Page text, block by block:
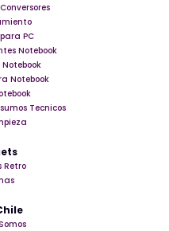
PC
Notebook
Notebook
Tecnicos
Retro